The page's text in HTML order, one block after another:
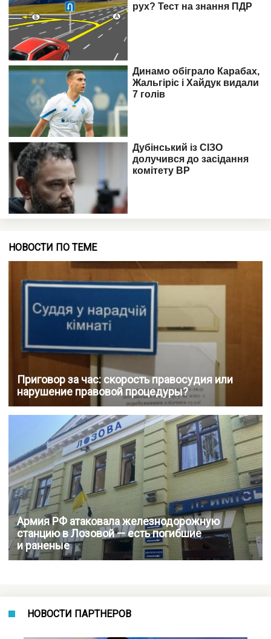
НОВОСТИ ПО ТЕМЕ
Приговор за час: скорость правосудия или
нарушение правовой процедуры?
Армия РФ атаковала железнодорожную
станцию в Лозовой — есть погибшие
и раненые
НОВОСТИ ПАРТНЕРОВ